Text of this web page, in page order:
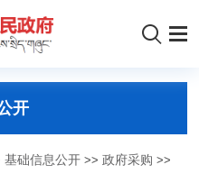
开
基础信息公开 >>政府采购 >>